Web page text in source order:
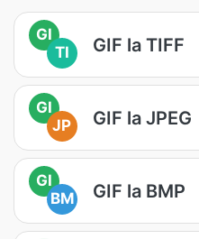
GI
TI
GIF la TIFF
GI
JP
GIF la JPEG
GI
BM
GIF la BMP